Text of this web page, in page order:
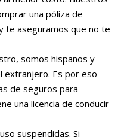
una póliza de
te aseguramos que no te
somos hispanos y
extranjero. Es por eso
de seguros para
una licencia de conducir
suspendidas. Si